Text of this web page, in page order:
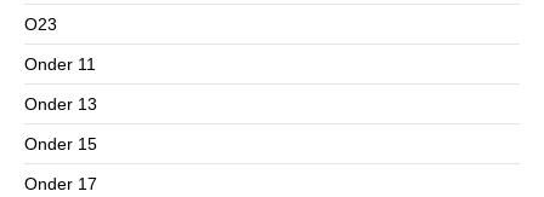
O23
Onder 11
Onder 13
Onder 15
Onder 17